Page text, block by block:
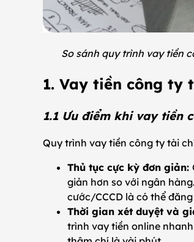
So sánh quy trình vay tiền
1. Vay tiền công ty
1.1 Ưu điểm khi vay tiền
Quy trình vay tiền công ty tài
Thủ tục cực kỳ đơn giản:
giản hơn so với ngân
cước/CCCD là có thể
Thời gian xét duyệt và
trình vay tiền online